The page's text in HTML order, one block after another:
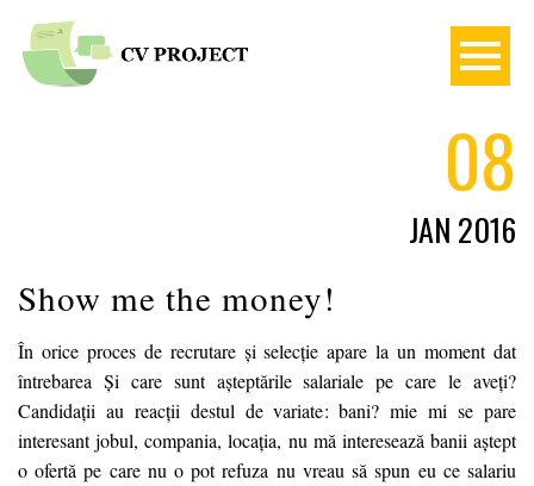
08
JAN 2016
Show me the money!
În orice proces de recrutare și selecție apare la un moment dat
întrebarea Și care sunt așteptările salariale pe care le aveți?
Candidații au reacții destul de variate: bani? mie mi se pare
interesant jobul, compania, locația, nu mă interesează banii aștept
o ofertă pe care nu o pot refuza nu vreau să spun eu ce salariu